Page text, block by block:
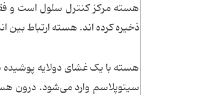
ذخیره کرده اند. هسته ارتباط بین
هسته با یک غشای دولایه پوشیده